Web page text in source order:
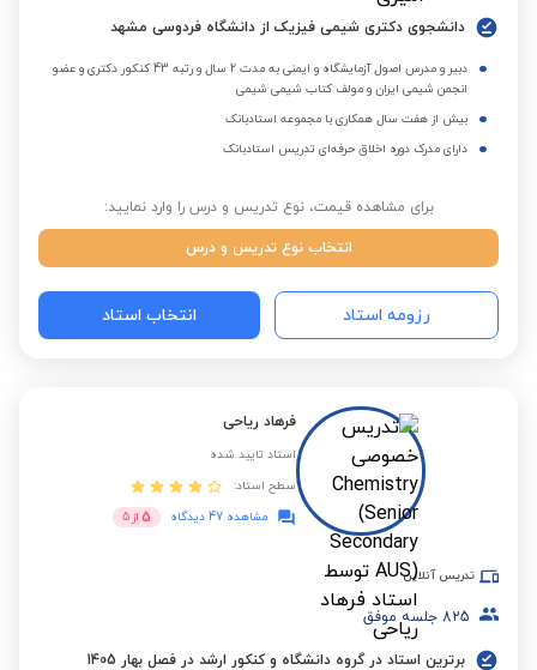
دانشجوی دکتری شیمی فیزیک از دانشگاه فردوسی مشهد
دبیر و مدرس اصول آزمایشگاه و ایمنی به مدت 2 سال و رتبه 43 کنکور دکتری و عضو
انجمن شیمی ایران و مولف کتاب شیمی شیمی
بیش از هفت سال همکاری با مجموعه استادبانک
دارای مدرک دوره اخلاق حرفه‌ای تدریس استادبانک
برای مشاهده قیمت، نوع تدریس و درس را وارد نمایید:
انتخاب نوع تدریس و درس
رزومه استاد انتخاب استاد
فرهاد ریاحی
استاد تایید شده
سطح استاد:
مشاهده 47 دیدگاه
5 از 5
تدریس آنلاین
825 جلسه موفق
برترین استاد در گروه دانشگاه و کنکور ارشد در فصل بهار 1405